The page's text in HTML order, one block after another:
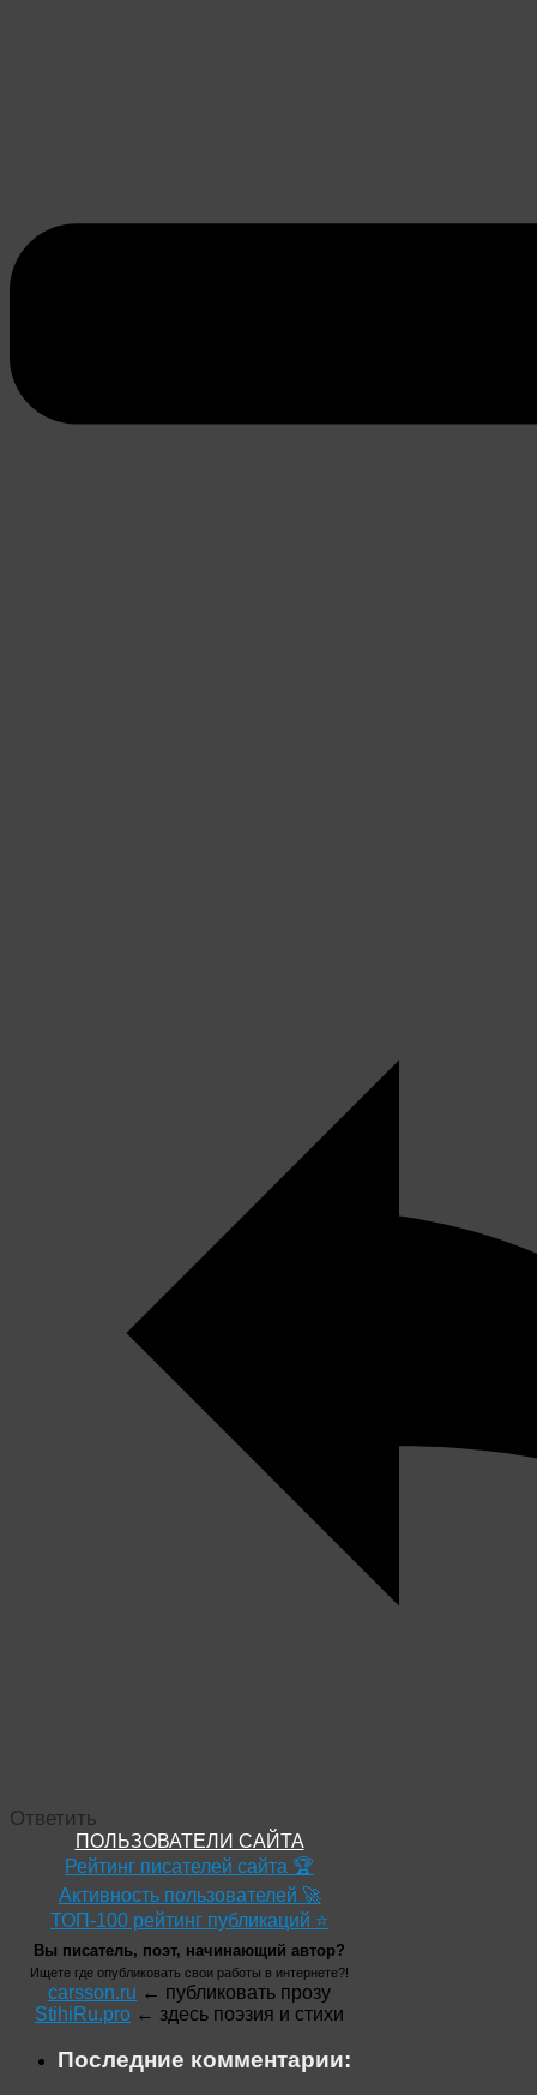
Ответить
ПОЛЬЗОВАТЕЛИ САЙТА
Рейтинг писателей сайта 🏆
Активность пользователей 🚀
ТОП-100 рейтинг публикаций ⭐
Вы писатель, поэт, начинающий автор?
Ищете где опубликовать свои работы в интернете?!
carsson.ru ← публиковать прозу
StihiRu.pro ← здесь поэзия и стихи
Последние комментарии: